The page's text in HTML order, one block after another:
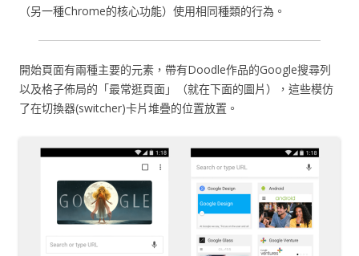
（另一種Chrome的核心功能）使用相同種類的行為。
開始頁面有兩種主要的元素，帶有Doodle作品的Google搜尋列
以及格子佈局的「最常逛頁面」（就在下面的圖片），這些模仿
了在切換器(switcher)卡片堆疊的位置放置。